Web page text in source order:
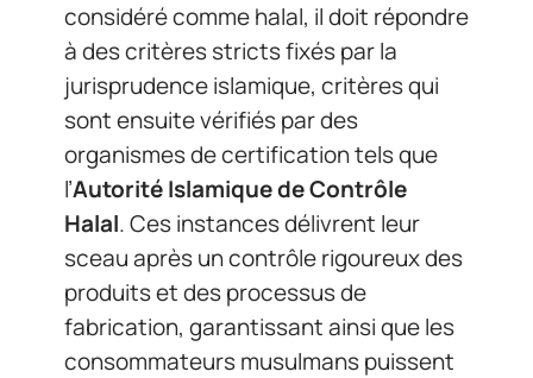
considéré comme halal, il doit répondre
à des critères stricts fixés par la
jurisprudence islamique, critères qui
sont ensuite vérifiés par des
organismes de certification tels que
l’Autorité Islamique de Contrôle
Halal. Ces instances délivrent leur
sceau après un contrôle rigoureux des
produits et des processus de
fabrication, garantissant ainsi que les
consommateurs musulmans puissent